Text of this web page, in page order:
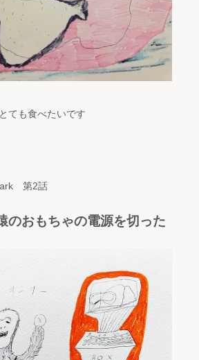
ても食べたいです
第2話
のおもちゃの電源を切った